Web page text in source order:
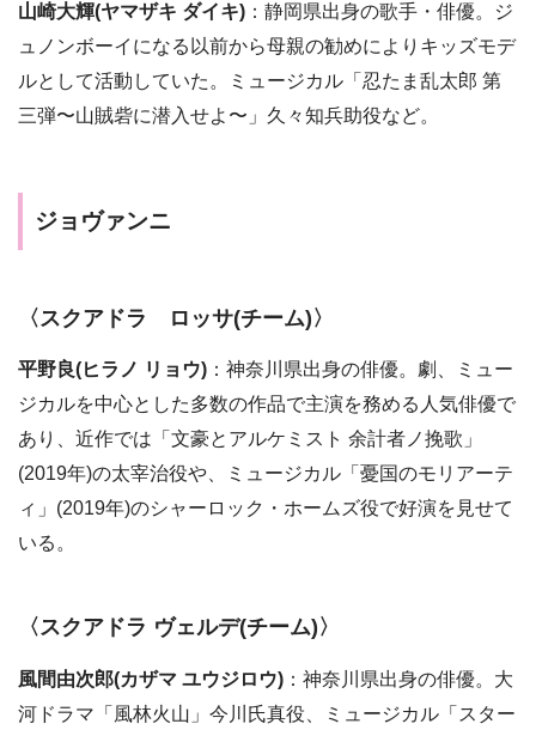
山崎大輝(ヤマザキ ダイキ) ：静岡県出身の歌手・俳優。ジ
ュノンボーイになる以前から母親の勧めによりキッズモデ
ルとして活動していた。ミュージカル「忍たま乱太郎 第
三弾〜山賊砦に潜入せよ〜」久々知兵助役など。
ジョヴァンニ
〈スクアドラ ロッサ(チーム)〉
平野良(ヒラノ リョウ) ：神奈川県出身の俳優。劇、ミュー
ジカルを中心とした多数の作品で主演を務める人気俳優で
あり、近作では「文豪とアルケミスト 余計者ノ挽歌」
(2019年)の太宰治役や、ミュージカル「憂国のモリアーテ
ィ」(2019年)のシャーロック・ホームズ役で好演を見せて
いる。
〈スクアドラ ヴェルデ(チーム)〉
風間由次郎(カザマ ユウジロウ) ：神奈川県出身の俳優。大
河ドラマ「風林火山」今川氏真役、ミュージカル「スター